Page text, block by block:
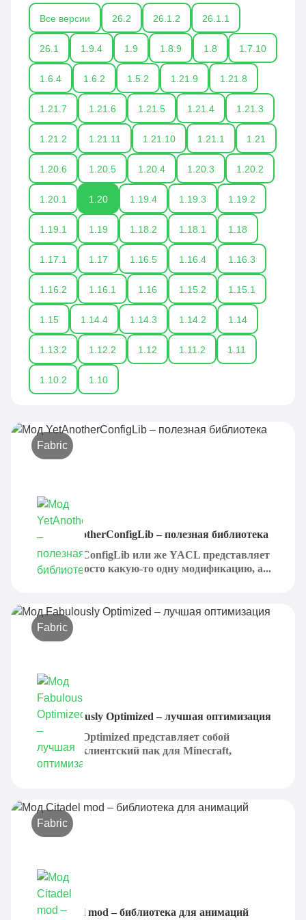
Все версии 26.2 26.1.2 26.1.1
26.1 1.9.4 1.9 1.8.9 1.8 1.7.10
1.6.4 1.6.2 1.5.2 1.21.9 1.21.8
1.21.7 1.21.6 1.21.5 1.21.4 1.21.3
1.21.2 1.21.11 1.21.10 1.21.1 1.21
1.20.6 1.20.5 1.20.4 1.20.3 1.20.2
1.20.1 1.20 1.19.4 1.19.3 1.19.2
1.19.1 1.19 1.18.2 1.18.1 1.18
1.17.1 1.17 1.16.5 1.16.4 1.16.3
1.16.2 1.16.1 1.16 1.15.2 1.15.1
1.15 1.14.4 1.14.3 1.14.2 1.14
1.13.2 1.12.2 1.12 1.11.2 1.11
1.10.2 1.10
Fabric
Мод YetAnotherConfigLib – полезная библиотека
YetAnotherConfigLib или же YACL представляет
собой не просто какую-то одну модификацию, а...
Fabric
Мод Fabulously Optimized – лучшая оптимизация
Fabulously Optimized представляет собой
отличный клиентский пак для Minecraft,
который...
Fabric
Мод Citadel mod – библиотека для анимаций